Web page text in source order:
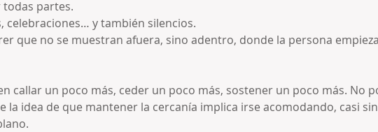
partes.
celebraciones… y también silencios.
que no se muestran afuera, sino adentro, donde la persona
callar un poco más, ceder un poco más, sostener un poco más. No
la idea de que mantener la cercanía implica irse acomodando, casi